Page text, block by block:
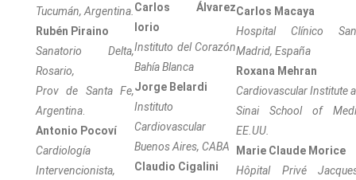
Tucumán, Argentina.
Rubén Piraino
Sanatorio Delta,
Rosario,
Prov de Santa Fe,
Argentina
Antonio Pocoví
Cardiología
Intervencionista,
Carlos Álvarez
Iorio
Instituto del Corazón
Bahía Blanca
Jorge Belardi
Instituto
Cardiovascular
Buenos Aires, CABA
Claudio Cigalini
Carlos Macaya
Hospital Clínico
Madrid, España
Roxana Mehran
Cardiovascular Institute
Sinai School of
EE.UU.
Marie Claude Morice
Hôpital Privé